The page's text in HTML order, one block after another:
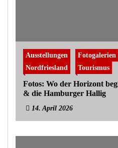
Ausstellungen Fotogalerien
Nordfriesland
Tourismus
Fotos: Wo der Horizont
& die Hamburger Hallig
14. April 2026